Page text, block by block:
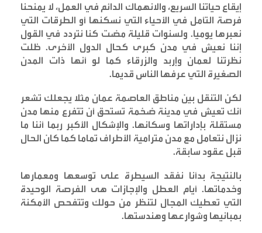
إيقاع حياتنا السريع، والانهماك الدائم في العمل، لا يمنحنا
فرصة التأمل في الأحياء التي نسكنها أو الطرقات التي
نعبرها يوميا. ولسنوات قليلة مضت كنا نتردد في القول
إننا نعيش في مدن كبرى كحال الدول الأخرى. ظلت
نظرتنا لعمان وإربد والزرقاء كما لو أنها ذات المدن
الصغيرة التي عرفها الناس قديما.
لكن التنقل بين مناطق العاصمة عمان مثلا يجعلك تشعر
أنك تعيش في مدينة ضخمة تستحق أن تتفرع منها مدن
مستقلة بإداراتها وسكانها. والإشكال الأكبر ربما أننا ما
نزال نتعامل مع مدن مترامية الأطراف تماما كما كان الحال
قبل عقود سابقة.
بالنتيجة بدأنا نفقد السيطرة على توسعها ومعمارها
وخدماتها. أيام العطل والإجازات هى الفرصة الوحيدة
التي تعطيك المجال لتنظر من حولك وتتفحص الأمكنة
بمبانيها وشوارعها وهندستها.